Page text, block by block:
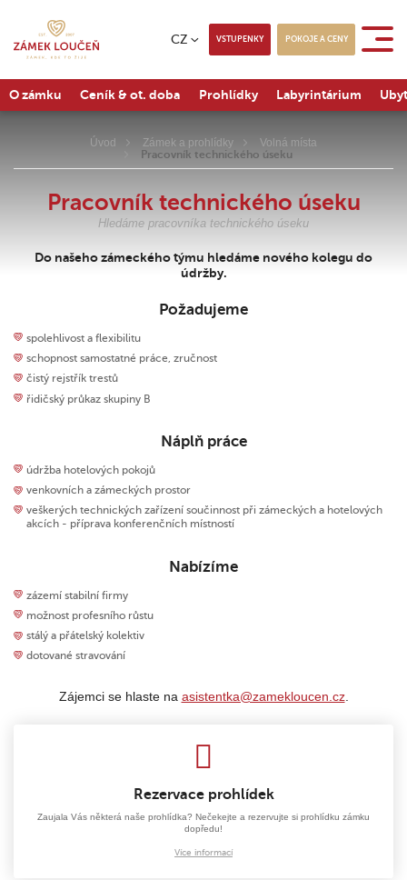
CZ VSTUPENKY POKOJE A CENY
O zámku Ceník & ot. doba Prohlídky Labyrintárium
Úvod Zámek a prohlídky Volná místa
Pracovník technického úseku
Pracovník technického úseku
Hledáme pracovníka technického úseku
Do našeho zámeckého týmu hledáme nového kolegu do
údržby.
Požadujeme
spolehlivost a flexibilitu
schopnost samostatné práce, zručnost
čistý rejstřík trestů
řidičský průkaz skupiny B
Náplň práce
údržba hotelových pokojů
venkovních a zámeckých prostor
veškerých technických zařízení součinnost při zámeckých a hotelových
akcích - příprava konferenčních místností
Nabízíme
zázemí stabilní firmy
možnost profesního růstu
stálý a přátelský kolektiv
dotované stravování
Zájemci se hlaste na asistentka@zamekloucen.cz.
Rezervace prohlídek
Zaujala Vás některá naše prohlídka? Nečekejte a rezervujte si prohlídku zámku
dopředu!
Více informací